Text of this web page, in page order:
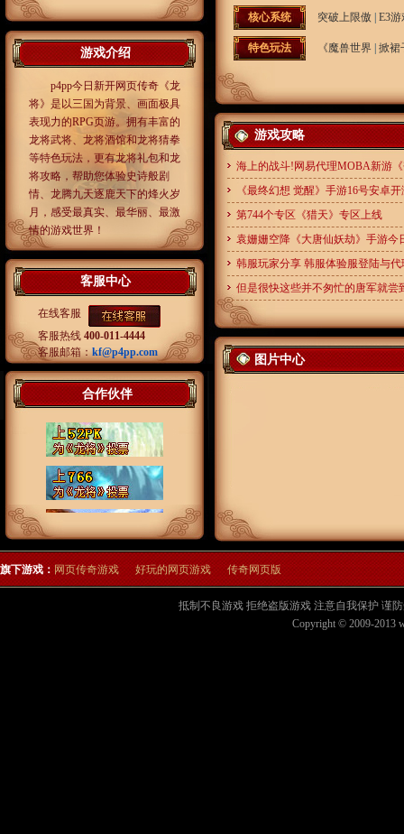
游戏介绍
p4pp今日新开网页传奇《龙
将》是以三国为背景、画面极具
表现力的RPG页游。拥有丰富的
龙将武将、龙将酒馆和龙将猜拳
等特色玩法，更有龙将礼包和龙
将攻略，帮助您体验史诗般剧
情、龙腾九天逐鹿天下的烽火岁
月，感受最真实、最华丽、最激
情的游戏世界！
客服中心
在线客服
客服热线 400-011-4444
客服邮箱：kf@p4pp.com
合作伙伴
核心系统 突破上限傲 E3
特色玩法 《魔兽世界 掀裙
游戏攻略
海上的战斗!网易代理MOBA新游
《最终幻想 觉醒》手游16号安卓
第744个专区《猎天》专区上线
袁姗姗空降《大唐仙妖劫》手游今
韩服玩家分享 韩服体验服登陆与代
但是很快这些并不匆忙的唐军就尝
图片中心
旗下游戏：网页传奇游戏 好玩的网页游戏 传奇网页版
抵制不良游戏 拒绝盗版游戏 注意自我保护 谨
Copyright © 2009-2013